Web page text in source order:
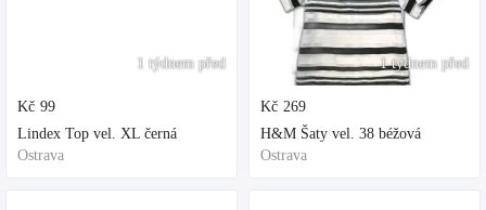
1 týdnem před
Kč 99
Lindex Top vel. XL černá
Ostrava
1 týdnem před
Kč 269
H&M Šaty vel. 38 béžová
Ostrava